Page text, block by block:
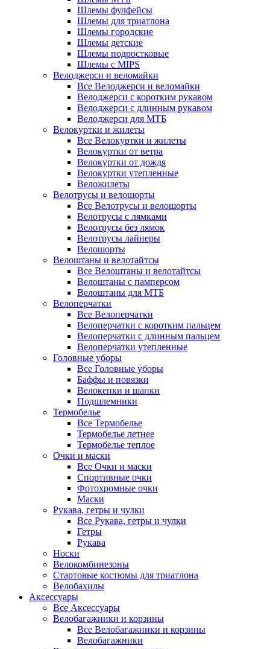
Шлемы фулфейсы
Шлемы для триатлона
Шлемы городские
Шлемы детские
Шлемы подростковые
Шлемы с MIPS
Велоджерси и веломайки
Все Велоджерси и веломайки
Велоджерси с коротким рукавом
Велоджерси с длинным рукавом
Велоджерси для МТБ
Велокуртки и жилеты
Все Велокуртки и жилеты
Велокуртки от ветра
Велокуртки от дождя
Велокуртки утепленные
Веложилеты
Велотрусы и велошорты
Все Велотрусы и велошорты
Велотрусы с лямками
Велотрусы без лямок
Велотрусы лайнеры
Велошорты
Велоштаны и велотайтсы
Все Велоштаны и велотайтсы
Велоштаны с памперсом
Велоштаны для МТБ
Велоперчатки
Все Велоперчатки
Велоперчатки с коротким пальцем
Велоперчатки с длинным пальцем
Велоперчатки утепленные
Головные уборы
Все Головные уборы
Баффы и повязки
Велокепки и шапки
Подшлемники
Термобелье
Все Термобелье
Термобелье летнее
Термобелье теплое
Очки и маски
Все Очки и маски
Спортивные очки
Фотохромные очки
Маски
Рукава, гетры и чулки
Все Рукава, гетры и чулки
Гетры
Рукава
Носки
Велокомбинезоны
Стартовые костюмы для триатлона
Велобахилы
Аксессуары
Все Аксессуары
Велобагажники и корзины
Все Велобагажники и корзины
Велобагажники